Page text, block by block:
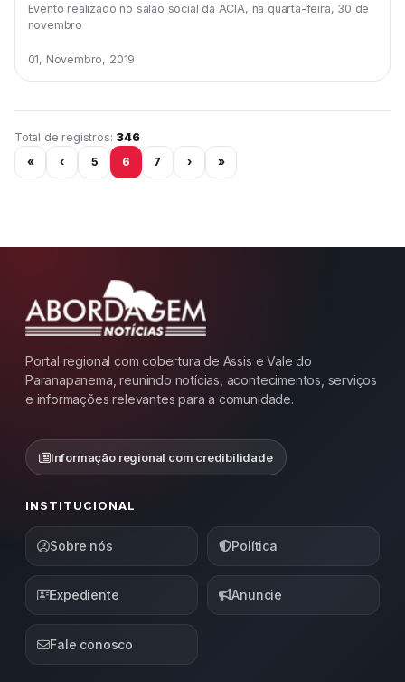
Evento realizado no salão social da ACIA, na quarta-feira, 30 de
novembro
01, Novembro, 2019
Total de registros: 346
Página 6 de 29
« ‹ 5 6 7 › »
Portal regional com cobertura de Assis e Vale do
Paranapanema, reunindo notícias, acontecimentos, serviços
e informações relevantes para a comunidade.
Informação regional com credibilidade
INSTITUCIONAL
Sobre nós Política
Expediente Anuncie
Fale conosco